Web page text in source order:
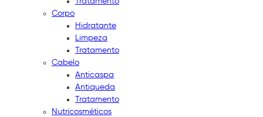
Corpo
Hidratante
Limpeza
Tratamento
Cabelo
Anticaspa
Antiqueda
Tratamento
Nutricosméticos